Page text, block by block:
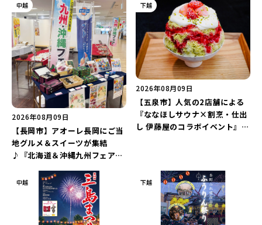
中越
2026年08月09日
【長岡市】アオーレ長岡にご当
地グルメ＆スイーツが集結
♪『北海道＆沖縄九州フェア
より開催！北海道限定「生食感
チェルシー」をゲットしよう♪
下越
2026年08月09日
【五泉市】人気の2店舗による
『ななほしサウナ×割烹・仕出
し 伊藤屋のコラボイベント』が
中越 下越